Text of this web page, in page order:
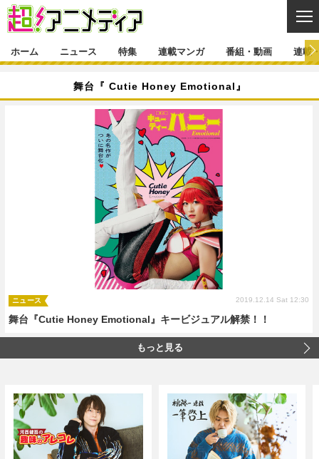
ニュース一覧
ゲーム・アプリ
イベント
コスプレ
新帝スタ
特集一覧
インタビュー
ラキりす
連載マンガ一覧
番組・動画一覧
連載・ブログ一覧
編集部ブログ・お知らせ
ホーム ニュース 特集 連載マンガ 番組・動画 連載
舞台『 Cutie Honey Emotional』
舞台『Cutie Honey Emotional』キービジュアル解禁！！
ニュース 2019.12.14 Sat 12:30
もっと見る